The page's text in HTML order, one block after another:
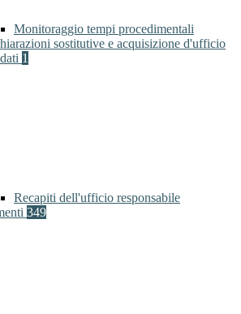
Monitoraggio tempi procedimentali
sostitutive e acquisizione d'ufficio
1
Recapiti dell'ufficio responsabile
349